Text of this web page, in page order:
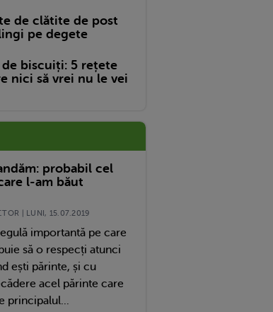
de clătite de post
pe degete
de biscuiți: 5 rețete
nici să vrei nu le vei
probabil cel
l-am băut
| LUNI, 15.07.2019
importantă pe care
să o respecți atunci
ești părinte, și cu
acel părinte care
principalul...